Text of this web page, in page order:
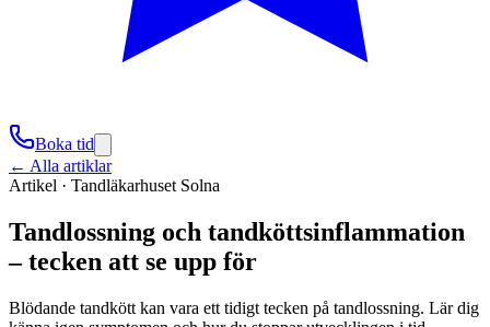
Boka tid
← Alla artiklar
Artikel · Tandläkarhuset Solna
Tandlossning och tandköttsinflammation
– tecken att se upp för
Blödande tandkött kan vara ett tidigt tecken på tandlossning. Lär dig